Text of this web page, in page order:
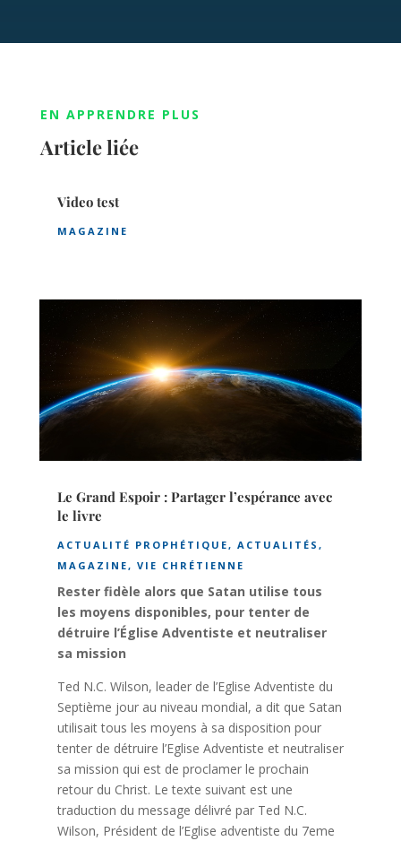
EN APPRENDRE PLUS
Article liée
Video test
MAGAZINE
Le Grand Espoir : Partager l’espérance avec
le livre
ACTUALITÉ PROPHÉTIQUE, ACTUALITÉS ,
MAGAZINE, VIE CHRÉTIENNE
Rester fidèle alors que Satan utilise tous
les moyens disponibles, pour tenter de
détruire l’Église Adventiste et neutraliser
sa mission
Ted N.C. Wilson, leader de l’Eglise Adventiste du
Septième jour au niveau mondial, a dit que Satan
utilisait tous les moyens à sa disposition pour
tenter de détruire l’Eglise Adventiste et neutraliser
sa mission qui est de proclamer le prochain
retour du Christ. Le texte suivant est une
traduction du message délivré par Ted N.C.
Wilson, Président de l’Eglise adventiste du 7eme